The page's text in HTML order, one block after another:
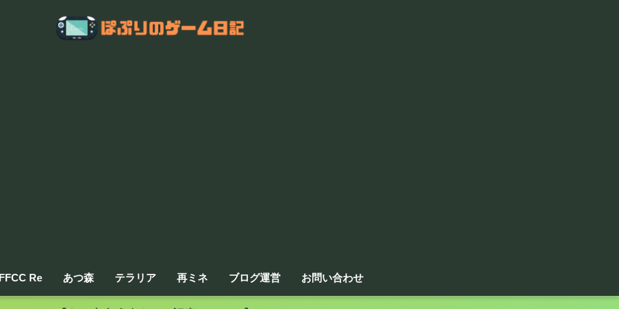
Re あつ森 テラリア 再ミネ ブログ運営 お問い合わせ